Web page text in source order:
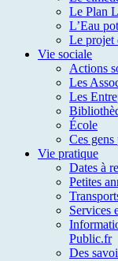
Le Plan
L’Eau
Le projet
Vie sociale
Actions
Les
Les
École
Ces gens
Vie pratique
Dates à
Petites
Services
Public.fr
Des